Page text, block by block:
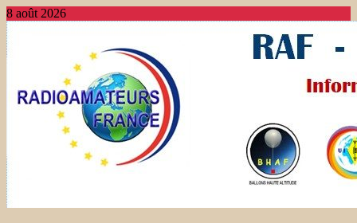
8 août 2026